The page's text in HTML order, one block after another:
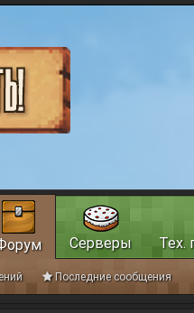
Последние сообщения
Серверы Тех.